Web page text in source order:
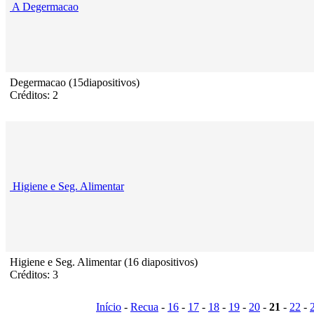
A Degermacao
Degermacao (15diapositivos)
Créditos: 2
Higiene e Seg. Alimentar
Higiene e Seg. Alimentar (16 diapositivos)
Créditos: 3
Início - Recua - 16 - 17 - 18 - 19 - 20 - 21 - 22 -